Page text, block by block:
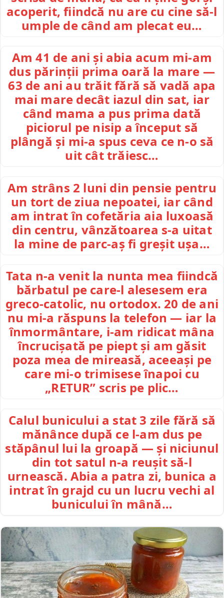
acoperit, fiindcă nu are cu cine să-l
umple de când am plecat eu…
Am 41 de ani și abia acum mi-am
dus părinții prima oară la mare —
63 de ani au trăit fără să vadă apa
mai mare decât iazul din sat, iar
când mama a pus prima dată
piciorul pe nisip a început să
plângă și mi-a spus ceva ce n-o să
uit cât trăiesc…
Am strâns 2 luni din pensie pentru
un tort de ziua nepoatei, iar când
am intrat în cofetăria aia luxoasă
din centru, vânzătoarea s-a uitat
la mine de parc-aș fi greșit ușa…
Tata n-a venit la nunta mea fiindcă
bărbatul pe care-l alesesem era
greco-catolic, nu ortodox. 20 de ani
nu mi-a răspuns la telefon — iar la
înmormântare, i-am ridicat mâna
încrucișată pe piept și am găsit
poza mea de mireasă, aceeași pe
care mi-o trimisese înapoi cu
„RETUR” scris pe plic…
Calul bunicului a stat 3 zile fără să
mănânce după ce l-am dus pe
stăpânul lui la groapă — și niciunul
din tot satul n-a reușit să-l
urnească. Abia a patra zi, bunica a
intrat în grajd cu un lucru vechi al
bunicului în mână…